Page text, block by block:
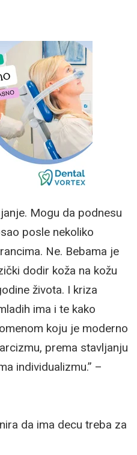
Mogu da podnesu
posle nekoliko
Ne. Bebama je
dodir koža na kožu
života. I kriza
ima i te kako
koju je moderno
prema stavljanju
individualizmu.” –
da ima decu treba za